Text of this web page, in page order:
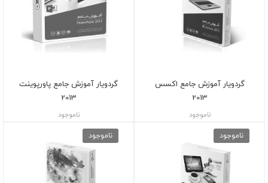
گردویار آموزش جامع اکسس
2013
ناموجود
گردویار آموزش جامع پاورپوینت
2013
ناموجود
ناموجود ناموجود